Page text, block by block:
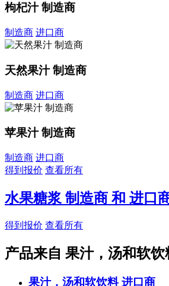
枸杞汁 制造商
制造商 进口商
天然果汁 制造商
制造商 进口商
苹果汁 制造商
制造商 进口商
得到报价 查看所有
水果糖浆 制造商 和 进口
得到报价 查看所有
产品来自 果汁，汤和软饮
果汁，汤和软饮料进口商